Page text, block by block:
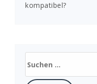
kompatibel?
nach: